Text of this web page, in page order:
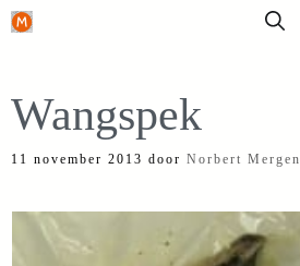
Ga
inhoud
Wangspek
11 november 2013 door Norbert Mergen